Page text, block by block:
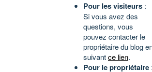
Pour les visiteurs :
Si vous avez des
questions, vous
pouvez contacter le
propriétaire du blog
suivantce lien.
Pour le propriétaire :